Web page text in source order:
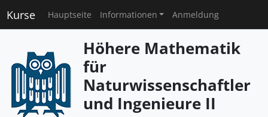
Kurse Hauptseite Informationen Anmeldung
Höhere Mathematik
für
Naturwissenschaftler
und Ingenieure II